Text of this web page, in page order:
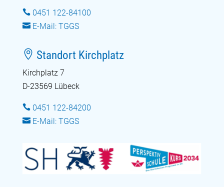
 0451 122-84100
 E-Mail: TGGS
 Standort Kirchplatz
Kirchplatz 7
D-23569 Lübeck
 0451 122-84200
 E-Mail: TGGS